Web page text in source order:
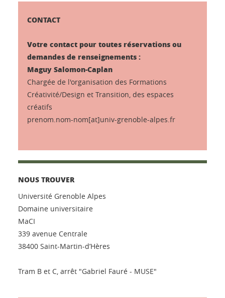
CONTACT
Votre contact pour toutes réservations ou
demandes de renseignements :
Maguy Salomon-Caplan
Chargée de l'organisation des Formations
Créativité/Design et Transition, des espaces
créatifs
prenom.nom-nom[at]univ-grenoble-alpes.fr
NOUS TROUVER
Université Grenoble Alpes
Domaine universitaire
MaCI
339 avenue Centrale
38400 Saint-Martin-d’Hères
Tram B et C, arrêt "Gabriel Fauré - MUSE"